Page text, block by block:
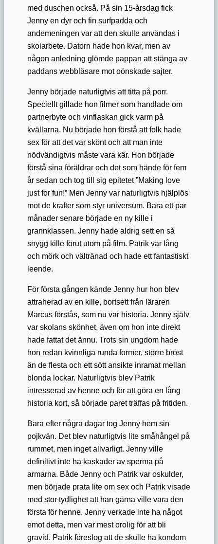
med duschen också. På sin 15-årsdag fick
Jenny en dyr och fin surfpadda och
andemeningen var att den skulle användas i
skolarbete. Datorn hade hon kvar, men av
någon anledning glömde pappan att stänga av
paddans webbläsare mot oönskade sajter.
Jenny började naturligtvis att titta på porr.
Speciellt gillade hon filmer som handlade om
partnerbyte och vinflaskan gick varm på
kvällarna. Nu började hon förstå att folk hade
sex för att det var skönt och att man inte
nödvändigtvis måste vara kär. Hon började
förstå sina föräldrar och det som hände för fem
år sedan och tog till sig epitetet ”Making love
just for fun!” Men Jenny var naturligtvis hjälplös
mot de krafter som styr universum. Bara ett par
månader senare började en ny kille i
grannklassen. Jenny hade aldrig sett en så
snygg kille förut utom på film. Patrik var lång
och mörk och vältränad och hade ett fantastiskt
leende.
För första gången kände Jenny hur hon blev
attraherad av en kille, bortsett från läraren
Marcus förstås, som nu var historia. Jenny själv
var skolans skönhet, även om hon inte direkt
hade fattat det ännu. Trots sin ungdom hade
hon redan kvinnliga runda former, större bröst
än de flesta och ett sött ansikte inramat mellan
blonda lockar. Naturligtvis blev Patrik
intresserad av henne och för att göra en lång
historia kort, så började paret träffas på fritiden.
Bara efter några dagar tog Jenny hem sin
pojkvän. Det blev naturligtvis lite småhångel på
rummet, men inget allvarligt. Jenny ville
definitivt inte ha kaskader av sperma på
armarna. Både Jenny och Patrik var oskulder,
men började prata lite om sex och Patrik visade
med stor tydlighet att han gärna ville vara den
första för henne. Jenny verkade inte ha något
emot detta, men var mest orolig för att bli
gravid. Patrik föreslog att de skulle ha kondom